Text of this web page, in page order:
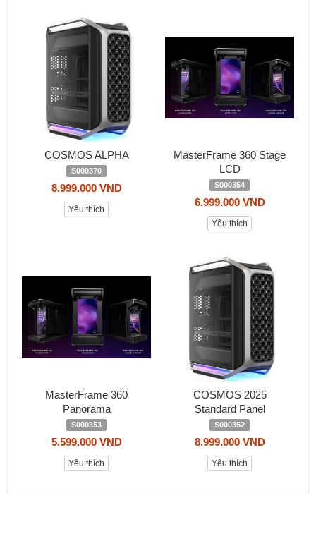
COSMOS ALPHA
S000370
8.999.000 VND
Yêu thích
MasterFrame 360 Stage
LCD
S000354
6.999.000 VND
Yêu thích
MasterFrame 360
Panorama
S000353
5.599.000 VND
Yêu thích
COSMOS 2025
Standard Panel
S000352
8.999.000 VND
Yêu thích